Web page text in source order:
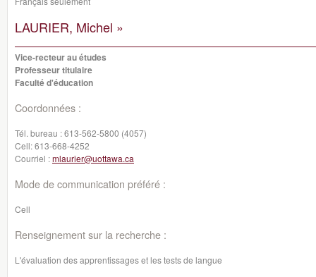
LAURIER, Michel »
Vice-recteur au études
Professeur titulaire
Faculté d'éducation
Coordonnées :
Tél. bureau :613-562-5800 (4057)
Cell:613-668-4252
Courriel :mlaurier@uottawa.ca
Mode de communication préféré :
Cell
Renseignement sur la recherche :
L'évaluation des apprentissages et les tests de langue